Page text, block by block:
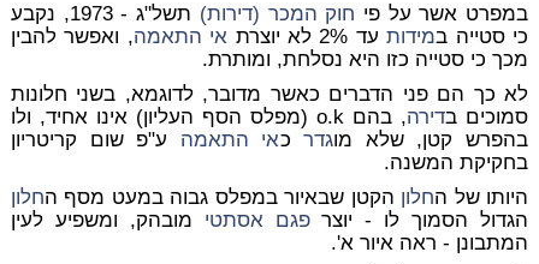
במפרט אשר על פי חוק המכר (דירות)
תשל"ג - 1973, נקבע
כי סטייה במידותעד 2% לא יוצרת אי התאמה, ואפשר להבין
מכך כי סטייה כזו היא נסלחת, ומותרת.
לא כך הם פני הדברים כאשר מדובר, לדוגמא, בשני חלונות
סמוכים בדירה, בהם o.k (מפלס הסף העליון) אינו אחיד,
ולו
בהפרש קטן, שלא מוגדרכאי התאמה ע"פ שום קריטריון
בחקיקת המשנה.
היותו של החלון הקטן שבאיור במפלס גבוה במעט מסף החלון
הגדול הסמוך לו - יוצרפגם אסתטי מובהק, ומשפיע לעין
המתבונן - ראה איור א'.